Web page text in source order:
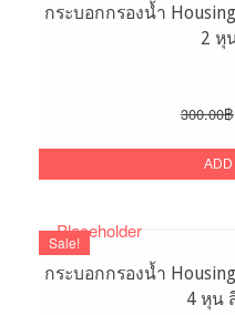
กระบอกกรองน้ำ
2 หุ
300.00฿
ADD
Sale!
กระบอกกรองน้ำ
4 หุน